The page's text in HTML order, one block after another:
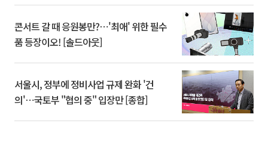
콘서트 갈 때 응원봉만?⋯'최애' 위한 필수
품 등장이오! [솔드아웃]
서울시, 정부에 정비사업 규제 완화 '건
의'⋯국토부 "협의 중" 입장만 [종합]